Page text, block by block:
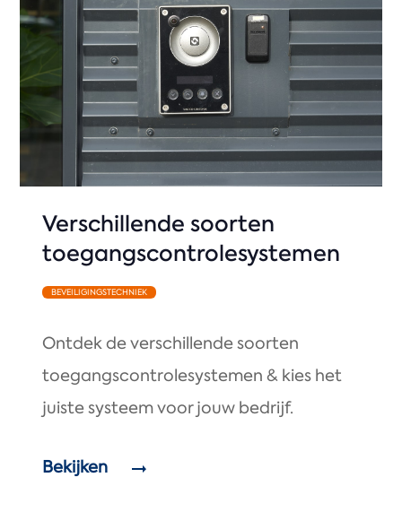
Verschillende soorten
toegangscontrolesystemen
BEVEILIGINGSTECHNIEK
Ontdek de verschillende soorten
toegangscontrolesystemen & kies het
juiste systeem voor jouw bedrijf.
Bekijken